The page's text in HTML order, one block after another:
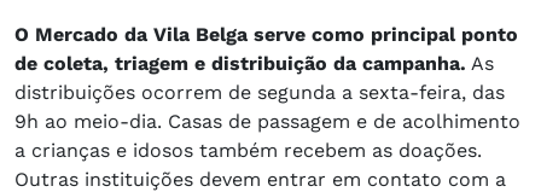
O Mercado da Vila Belga serve como principal ponto
de coleta, triagem e distribuição da campanha. As
distribuições ocorrem de segunda a sexta-feira, das
9h ao meio-dia. Casas de passagem e de acolhimento
a crianças e idosos também recebem as doações.
Outras instituições devem entrar em contato com a